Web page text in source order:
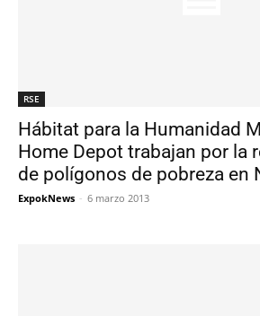
RSE
Hábitat para la Humanidad
Home Depot trabajan por la
de polígonos de pobreza en
ExpokNews - 6 marzo 2013